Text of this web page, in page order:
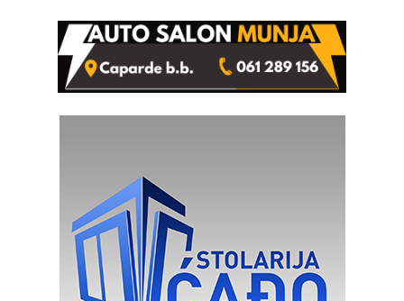
(FOTO)